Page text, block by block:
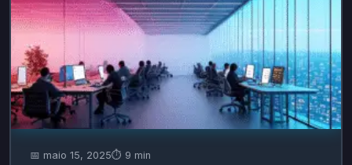
📅 maio 15, 2025⏱️ 9 min